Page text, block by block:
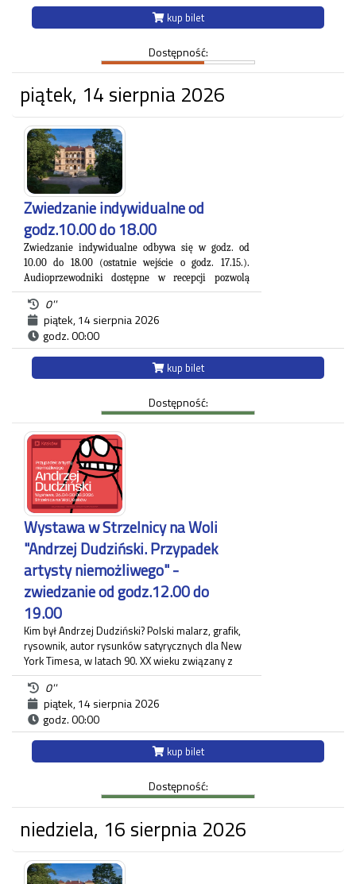
Strzelnica na Woli
kup bilet
Dostępność:
piątek, 14 sierpnia 2026
Zwiedzanie indywidualne od
godz.10.00 do 18.00
Zwiedzanie indywidualne odbywa się w godz. od
10.00 do 18.00 (ostatnie wejście o godz. 17.15.).
Audioprzewodniki dostępne w recepcji pozwolą
Państwu na zapoznanie się z blisko 500. letnią
historią zespołu pałacowo-parkowego
Willa Decjusza, wzniesiona w 1535 roku pod
Krakowem na Woli Justowskiej jest jednym
z najpiękniejszych i najpełniejszych przykładów
renesansowej rezydencji podmiejskiej. Od XVI do XIX
Decjuszów, którzy byli pierwszymi właścicielami, a
następnie m.in. Lubomirskich, Sanguszków,
hrabiostwa Kuczkowskich czy księstwa
Czartoryskich. Stała wystawa obrazów z Muzeum
Okręgowego w Nowym Sączu oraz mebli z Muzeum
Narodowego w Krakowie nawiązuje do charakteru
wnętrz Willi Decjusza w XIX stuleciu.
Czas trwania zwiedzania około 60 minut.
Każdy uczestnik zwiedzania jest zobowiązany do
posiadania własnego biletu.
0''
piątek, 14 sierpnia 2026
godz. 00:00
kup bilet
Dostępność:
Wystawa w Strzelnicy na Woli
"Andrzej Dudziński. Przypadek
artysty niemożliwego" -
zwiedzanie od godz.12.00 do
19.00
Kim był Andrzej Dudziński? Polski malarz, grafik,
rysownik, autor rysunków satyrycznych dla New
York Timesa, w latach 90. XX wieku związany z
krakowskim "Tygodnikiem Powszechnym", gdzie
zamieszczał regularnie komentarz polityczny. Na
wystawie pt.: "Andrzej Dudziński. Przypadek
artysty niemożliwego" zaprezentowane zostały
różnorodne prace artysty.
Ekspozycja odbywa się w budynku Strzelnicy na
Woli przy ul. Królowej Jadwigi 220 oraz w Willi
Decjusza (parter), gdzie zgromadzone zostały
projekty graficzne, plakaty, okładki i ilustracja
prasowa autora.
Każdy uczestnik zwiedzania jest zobowiązany do
posiadania własnego biletu.
*Ostatnie wejście na zwiedzanie odbywa się
najpóźniej 45 minut przed zamknięciem.
0''
piątek, 14 sierpnia 2026
godz. 00:00
kup bilet
Dostępność:
niedziela, 16 sierpnia 2026